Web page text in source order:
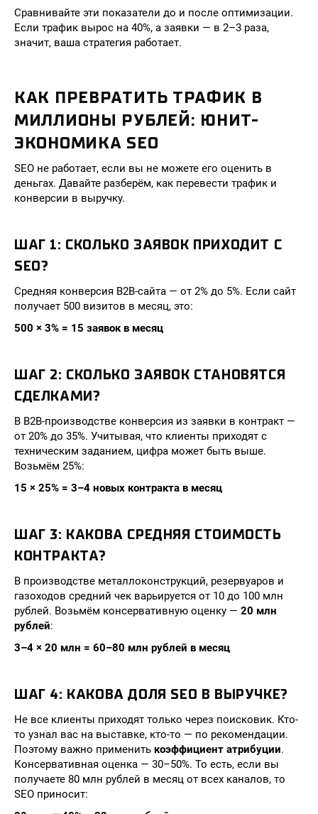
Сравнивайте эти показатели до и после оптимизации.
Если трафик вырос на 40%, а заявки — в 2–3 раза,
значит, ваша стратегия работает.
КАК ПРЕВРАТИТЬ ТРАФИК В
МИЛЛИОНЫ РУБЛЕЙ: ЮНИТ-
ЭКОНОМИКА SEO
SEO не работает, если вы не можете его оценить в
деньгах. Давайте разберём, как перевести трафик и
конверсии в выручку.
ШАГ 1: СКОЛЬКО ЗАЯВОК ПРИХОДИТ С
SEO?
Средняя конверсия B2B-сайта — от 2% до 5%. Если сайт
получает 500 визитов в месяц, это:
500 × 3% = 15 заявок в месяц
ШАГ 2: СКОЛЬКО ЗАЯВОК СТАНОВЯТСЯ
СДЕЛКАМИ?
В B2B-производстве конверсия из заявки в контракт —
от 20% до 35%. Учитывая, что клиенты приходят с
техническим заданием, цифра может быть выше.
Возьмём 25%:
15 × 25% = 3–4 новых контракта в месяц
ШАГ 3: КАКОВА СРЕДНЯЯ СТОИМОСТЬ
КОНТРАКТА?
В производстве металлоконструкций, резервуаров и
газоходов средний чек варьируется от 10 до 100 млн
рублей. Возьмём консервативную оценку — 20 млн
рублей:
3–4 × 20 млн = 60–80 млн рублей в месяц
ШАГ 4: КАКОВА ДОЛЯ SEO В ВЫРУЧКЕ?
Не все клиенты приходят только через поисковик. Кто-
то узнал вас на выставке, кто-то — по рекомендации.
Поэтому важно применить коэффициент атрибуции.
Консервативная оценка — 30–50%. То есть, если вы
получаете 80 млн рублей в месяц от всех каналов, то
SEO приносит: